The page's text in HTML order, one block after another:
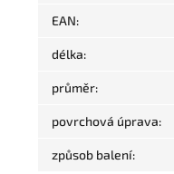
EAN:
délka:
průměr:
povrchová úprava:
způsob balení: